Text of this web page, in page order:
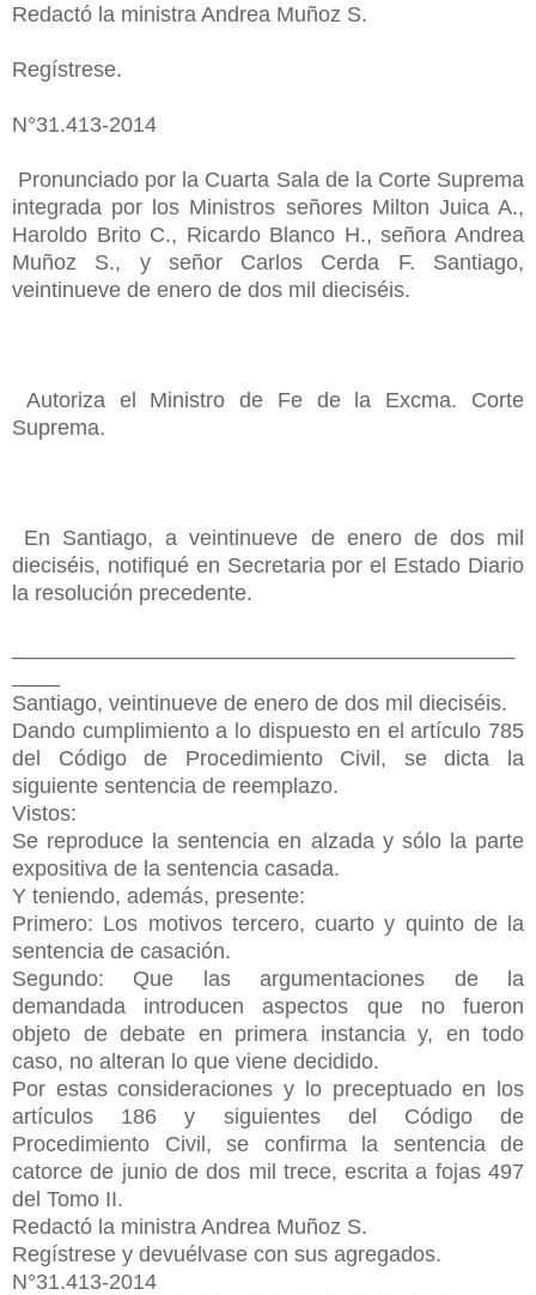
Redactó la ministra Andrea Muñoz S.
Regístrese.
N°31.413-2014
Pronunciado por la Cuarta Sala de la Corte Suprema
integrada por los Ministros señores Milton Juica A.,
Haroldo Brito C., Ricardo Blanco H., señora Andrea
Muñoz S., y señor Carlos Cerda F. Santiago,
veintinueve de enero de dos mil dieciséis.
Autoriza el Ministro de Fe de la Excma. Corte
Suprema.
En Santiago, a veintinueve de enero de dos mil
dieciséis, notifiqué en Secretaria por el Estado Diario
la resolución precedente.
Santiago, veintinueve de enero de dos mil dieciséis.
Dando cumplimiento a lo dispuesto en el artículo 785
del Código de Procedimiento Civil, se dicta la
siguiente sentencia de reemplazo.
Vistos:
Se reproduce la sentencia en alzada y sólo la parte
expositiva de la sentencia casada.
Y teniendo, además, presente:
Primero: Los motivos tercero, cuarto y quinto de la
sentencia de casación.
Segundo: Que las argumentaciones de la
demandada introducen aspectos que no fueron
objeto de debate en primera instancia y, en todo
caso, no alteran lo que viene decidido.
Por estas consideraciones y lo preceptuado en los
artículos 186 y siguientes del Código de
Procedimiento Civil, se confirma la sentencia de
catorce de junio de dos mil trece, escrita a fojas 497
del Tomo II.
Redactó la ministra Andrea Muñoz S.
Regístrese y devuélvase con sus agregados.
N°31.413-2014